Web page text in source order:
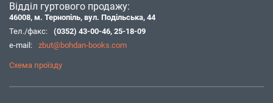
Відділ гуртового продажу:
46008, м. Тернопіль, вул. Подільська, 44
Тел./факс:
(0352) 43-00-46, 25-18-09
e-mail:
zbut@bohdan-books.com
Схема проїзду